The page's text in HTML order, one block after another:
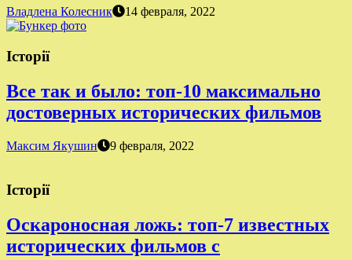
Владлена Колесник 14 февраля, 2022
Історії
Все так и было: топ-10 максимально
достоверных исторических фильмов
Максим Якушин 9 февраля, 2022
Історії
Оскароносная ложь: топ-7 известных
исторических фильмов с